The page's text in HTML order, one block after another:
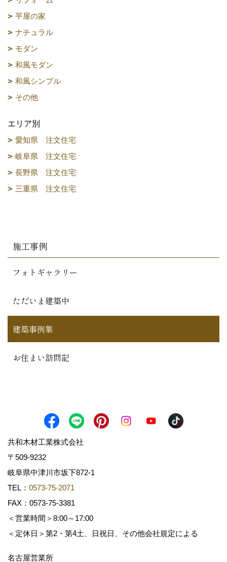
平屋の家
ナチュラル
モダン
和風モダン
和風シンプル
その他
エリア別
愛知県 注文住宅
岐阜県 注文住宅
長野県 注文住宅
三重県 注文住宅
施工事例
フォトギャラリー
ただいま建築中
建築事例集
お住まい訪問記
共和木材工業株式会社
〒509-9232
岐阜県中津川市坂下872‐1
TEL： 0573-75-2071
FAX：0573-75-3381
＜営業時間＞8:00～17:00
＜定休日＞第2・第4土、日祝日、その他会社規定による
名古屋営業所